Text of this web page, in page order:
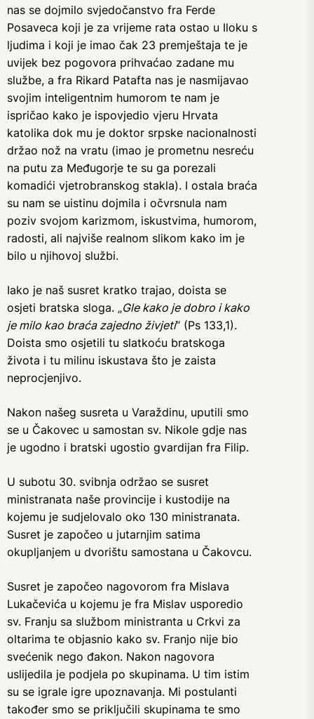
nas se dojmilo svjedočanstvo fra Ferde
Posaveca koji je za vrijeme rata ostao u Iloku s
ljudima i koji je imao čak 23 premještaja te je
uvijek bez pogovora prihvaćao zadane mu
službe, a fra Rikard Patafta nas je nasmijavao
svojim inteligentnim humorom te nam je
ispričao kako je ispovjedio vjeru Hrvata
katolika dok mu je doktor srpske nacionalnosti
držao nož na vratu (imao je prometnu nesreću
na putu za Međugorje te su ga porezali
komadići vjetrobranskog stakla). I ostala braća
su nam se uistinu dojmila i očvrsnula nam
poziv svojom karizmom, iskustvima, humorom,
radosti, ali najviše realnom slikom kako im je
bilo u njihovoj službi.
Iako je naš susret kratko trajao, doista se
osjeti bratska sloga. „Gle kako je dobro i kako
je milo kao braća zajedno živjeti“ (Ps 133,1).
Doista smo osjetili tu slatkoću bratskoga
života i tu milinu iskustava što je zaista
neprocjenjivo.
Nakon našeg susreta u Varaždinu, uputili smo
se u Čakovec u samostan sv. Nikole gdje nas
je ugodno i bratski ugostio gvardijan fra Filip.
U subotu 30. svibnja održao se susret
ministranata naše provincije i kustodije na
kojemu je sudjelovalo oko 130 ministranata.
Susret je započeo u jutarnjim satima
okupljanjem u dvorištu samostana u Čakovcu.
Susret je započeo nagovorom fra Mislava
Lukačevića u kojemu je fra Mislav usporedio
sv. Franju sa službom ministranta u Crkvi za
oltarima te objasnio kako sv. Franjo nije bio
svećenik nego đakon. Nakon nagovora
uslijedila je podjela po skupinama. U tim istim
su se igrale igre upoznavanja. Mi postulanti
također smo se priključili skupinama te smo